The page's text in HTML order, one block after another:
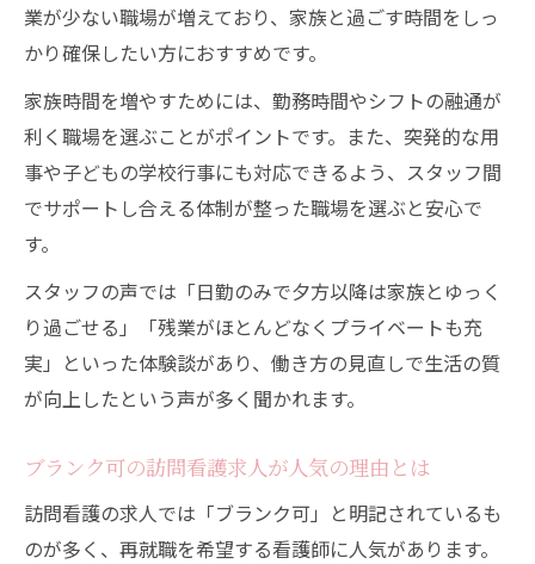
業が少ない職場が増えており、家族と過ごす時間をしっ
かり確保したい方におすすめです。
家族時間を増やすためには、勤務時間やシフトの融通が
利く職場を選ぶことがポイントです。また、突発的な用
事や子どもの学校行事にも対応できるよう、スタッフ間
でサポートし合える体制が整った職場を選ぶと安心で
す。
スタッフの声では「日勤のみで夕方以降は家族とゆっく
り過ごせる」「残業がほとんどなくプライベートも充
実」といった体験談があり、働き方の見直しで生活の質
が向上したという声が多く聞かれます。
ブランク可の訪問看護求人が人気の理由とは
訪問看護の求人では「ブランク可」と明記されているも
のが多く、再就職を希望する看護師に人気があります。